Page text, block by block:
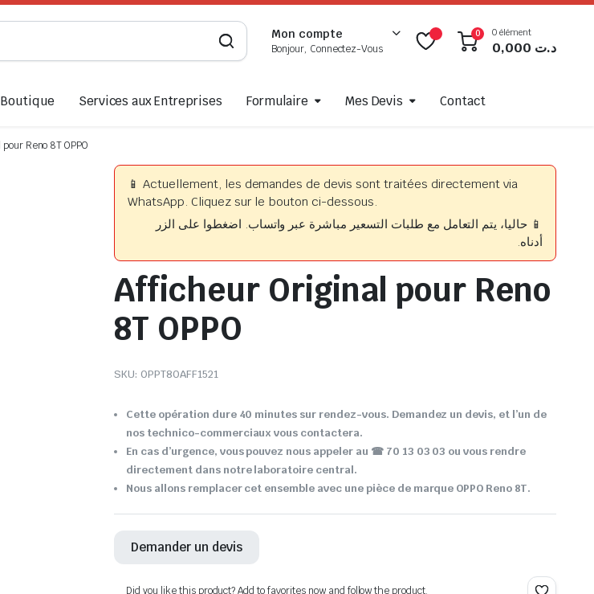
Mon compte
Bonjour, Connectez-Vous
0 0 élément
د.ت
Boutique Services aux Entreprises Formulaire Mes Devis Contact
Reno 8T OPPO
📱 Actuellement, les demandes de devis sont traitées directement via
WhatsApp. Cliquez sur le bouton ci-dessous.
📱 حاليا، يتم التعامل مع طلبات التسعير مباشرة عبر واتساب. اضغطوا على الزر
أدناه.
Afficheur Original pour Reno
8T OPPO
SKU: OPPT8OAFF1521
Cette opération dure 40 minutes sur rendez-vous. Demandez un devis, et l’un de
nos technico-commerciaux vous contactera.
En cas d’urgence, vous pouvez nous appeler au ☎ 70 13 03 03 ou vous rendre
directement dans notre laboratoire central.
Nous allons remplacer cet ensemble avec une pièce de marque OPPO Reno 8T.
Demander un devis
Did you like this product? Add to favorites now and follow the product.